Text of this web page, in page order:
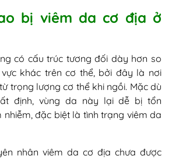
bị viêm da cơ địa ở
có cấu trúc tương đối dày hơn so
khác trên cơ thể, bởi đây là nơi
trọng lượng cơ thể khi ngồi. Mặc dù
định, vùng da này lại dễ bị tổn
nhiễm, đặc biệt là tình trạng viêm da
nhân viêm da cơ địa chưa được